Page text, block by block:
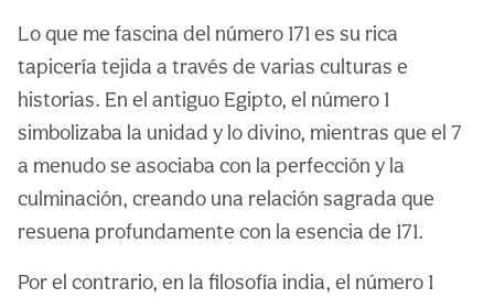
Lo que me fascina del número 171 es su rica
tapicería tejida a través de varias culturas e
historias. En el antiguo Egipto, el número 1
simbolizaba la unidad y lo divino, mientras que el 7
a menudo se asociaba con la perfección y la
culminación, creando una relación sagrada que
resuena profundamente con la esencia de 171.
Por el contrario, en la filosofía india, el número 1